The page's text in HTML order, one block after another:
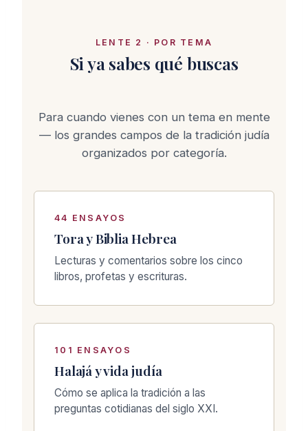
LENTE 2 · POR TEMA
Si ya sabes qué buscas
Para cuando vienes con un tema en mente
— los grandes campos de la tradición judía
organizados por categoría.
44 ENSAYOS
Tora y Biblia Hebrea
Lecturas y comentarios sobre los cinco
libros, profetas y escrituras.
101 ENSAYOS
Halajá y vida judía
Cómo se aplica la tradición a las
preguntas cotidianas del siglo XXI.